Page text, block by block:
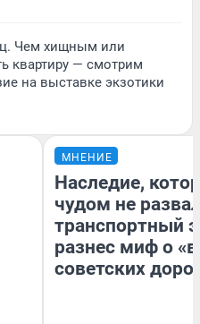
Чем хищным или
квартиру — смотрим
на выставке экзотики
МНЕНИЕ
Наследие,
чудом не
транспортный
разнес миф о
советских